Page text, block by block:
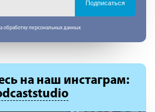
Подписаться
обработку персональных данных
на наш инстаграм: